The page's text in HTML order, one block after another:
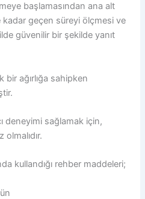
başlamasından ana alt
kadar geçen süreyi ölçmesi ve
güvenilir bir şekilde yanıt
bir ağırlığa sahipken
deneyimi sağlamak için,
kullandığı rehber maddeleri;